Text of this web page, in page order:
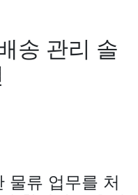
송 관리 솔
물류 업무를 처